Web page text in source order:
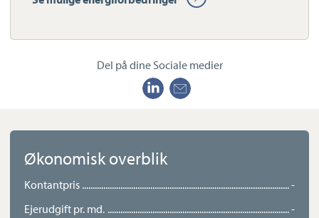
Del på dine Sociale medier
Økonomisk overblik
Kontantpris
-
Ejerudgift pr. md.
-